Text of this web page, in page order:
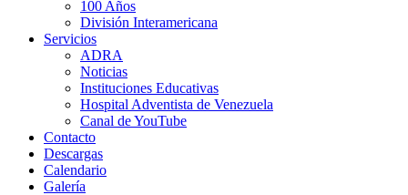
100 Años
División Interamericana
Servicios
ADRA
Noticias
Instituciones Educativas
Hospital Adventista de Venezuela
Canal de YouTube
Contacto
Descargas
Calendario
Galería